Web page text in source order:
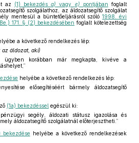
az (1) bekezdésa) vagy e) pontjában foglalt
szolgálathoz, az áldozatsegítő szolgálat
mentesül a büntetőeljárásról szóló1998. évi
171. § (2) bekezdésében foglalt kötelezettség
a következő rendelkezés lép:
az áldozat, aki)
korábban már megkapta, kivéve a
helyébe a következő rendelkezés lép:
elősegítéséért bármely áldozatsegítő
(1a) bekezdéssel egészül ki:
segély, áldozati státusz igazolása és
áldozatsegítő szolgálatnál előterjesztheti.”
helyébe a következő rendelkezések